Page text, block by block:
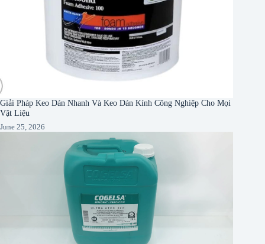
Giải Pháp Keo Dán Nhanh Và Keo Dán Kính Công Nghiệp Cho Mọi
Vật Liệu
June 25, 2026